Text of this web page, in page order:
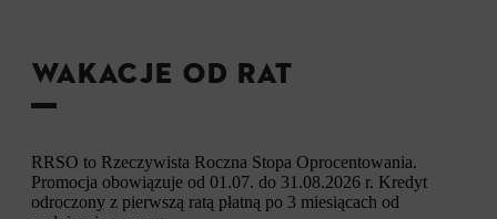
WAKACJE OD RAT
RRSO to Rzeczywista Roczna Stopa Oprocentowania.
Promocja obowiązuje od 01.07. do 31.08.2026 r. Kredyt
odroczony z pierwszą ratą płatną po 3 miesiącach od